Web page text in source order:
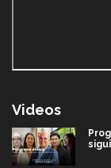
Videos